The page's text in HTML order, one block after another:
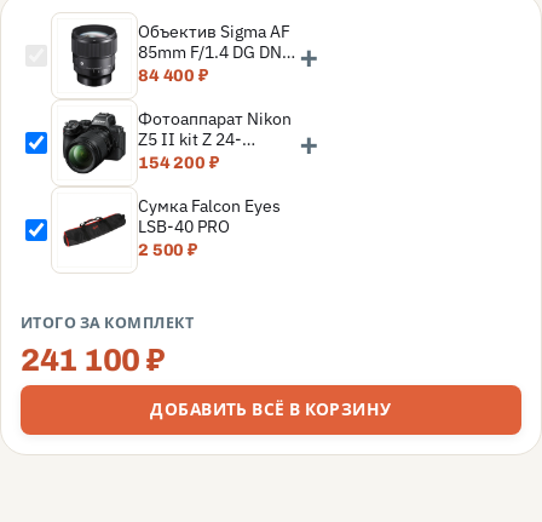
Объектив Sigma AF
85mm F/1.4 DG DN
Art L-mount
84 400 ₽
+
Фотоаппарат Nikon
Z5 II kit Z 24-
200mm f/4-6.3 VR,
154 200 ₽
+
Сумка Falcon Eyes
LSB-40 PRO
2 500 ₽
ИТОГО ЗА КОМПЛЕКТ
241 100 ₽
ДОБАВИТЬ ВСЁ В КОРЗИНУ